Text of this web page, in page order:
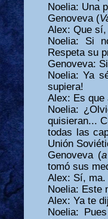
Noelia: Una
Genoveva (
Alex: Que sí,
Noelia: Si
Respeta su
Genoveva:
Noelia: Ya
supiera!
Alex: Es que
Noelia:
quisieran...
todas las
Unión
Genoveva (
tomó sus
Alex: Sí, ma.
Noelia: Este
Alex: Ya te
Noelia: